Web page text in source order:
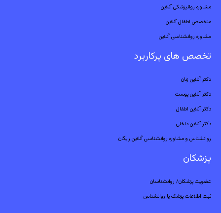
مشاوره روانپزشکی آنلاین
متخصص اطفال آنلاین
مشاوره روانشناسی آنلاین
تخصص های پرکاربرد
دکتر آنلاین زنان
دکتر آنلاین پوست
دکتر آنلاین اطفال
دکتر آنلاین داخلی
روانشناس و مشاوره روانشناسی آنلاین رایگان
پزشکان
عضویت پزشکان/ روانشناسان
ثبت اطلاعات پزشک یا روانشناس